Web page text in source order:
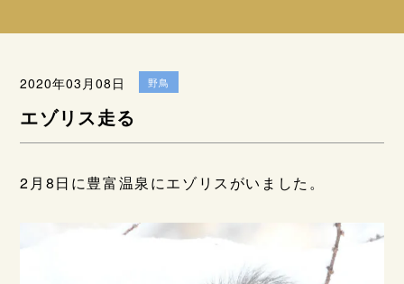
2020年03月08日 野鳥
エゾリス走る
2月8日に豊富温泉にエゾリスがいました。